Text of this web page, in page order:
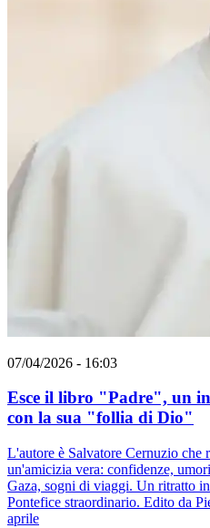
07/04/2026 - 16:03
Esce il libro "Padre", un
con la sua "follia di Dio"
L'autore è Salvatore Cernuzio che
un'amicizia vera: confidenze,
Gaza, sogni di viaggi. Un ritratto
Pontefice straordinario. Edito da
aprile